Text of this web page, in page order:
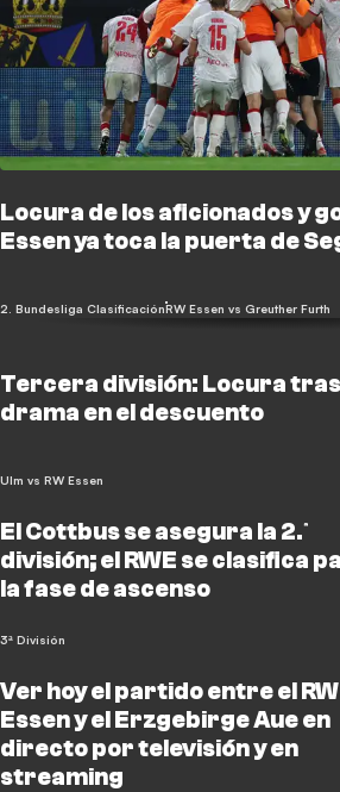
Locura de los aficionados y
Essen ya toca la puerta de
2. Bundesliga ClasificaciónRW Essen vs Greuther Furth
Tercera división: Locura
drama en el descuento
Ulm vs RW Essen
El Cottbus se asegura la 2.ª
división; el RWE se clasifica
la fase de ascenso
3ª División
Ver hoy el partido entre el RW
Essen y el Erzgebirge Aue en
directo por televisión y en
streaming